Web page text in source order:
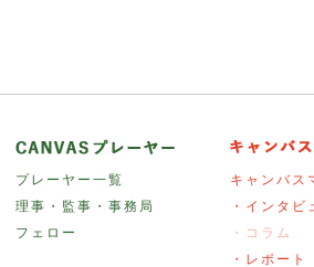
プレーヤー一覧
理事・監事・事務局
フェロー
キャンバス
・インタビ
・コラム
・レポート